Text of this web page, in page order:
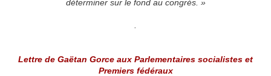
déterminer sur le fond au congrès. »
Lettre de Gaëtan Gorce aux Parlementaires socialistes et
Premiers fédéraux